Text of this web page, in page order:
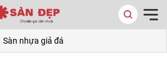
Sàn nhựa giả đá